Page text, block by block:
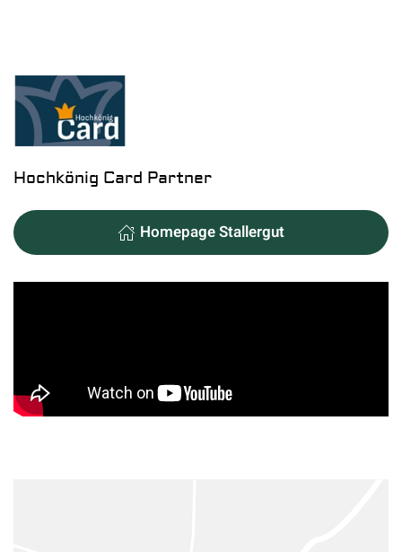
Hochkönig Card Partner
Homepage Stallergut